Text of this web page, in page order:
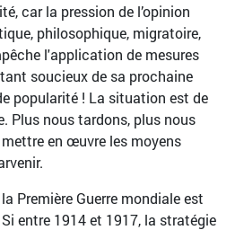
car la pression de l’opinion
philosophique, migratoire,
l'application de mesures
soucieux de sa prochaine
popularité ! La situation est de
Plus nous tardons, plus nous
en œuvre les moyens
Première Guerre mondiale est
entre 1914 et 1917, la stratégie